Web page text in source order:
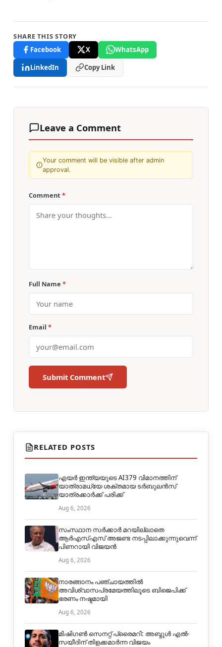
SHARE THIS STORY
Facebook
X
WhatsApp
LinkedIn
Copy Link
Leave a Comment
Your comment will be visible after admin
approval.
Comment *
Full Name *
Email *
Submit Comment
RELATED POSTS
എയർ ഇന്ത്യയുടെ AI379 വിമാനത്തിന്
യാത്രാമധ്യേ ശക്തമായ ടർബുലൻസ്
യാത്രക്കാർക്ക് പരിക്ക്
Aug 6, 2026
സംസ്ഥാന സർക്കാർ മറയില്ലാതെ
ആർഎസ്എസ് അജണ്ട നടപ്പിലാക്കുന്നുവെന്ന്
പിണറായി വിജയൻ
Aug 6, 2026
നാരങ്ങാനം പഞ്ചായത്തില്‍
അവിശ്വാസപ്രമേയത്തിലൂടെ ബിജെപിക്ക്
ഭരണം നഷ്ടമായി
Aug 6, 2026
മിഷിഗൺ സെനറ്റ് പ്രൈമറി: അബ്ദുൾ എൽ-
സയീദിന് തിളക്കമാർന്ന വിജയം